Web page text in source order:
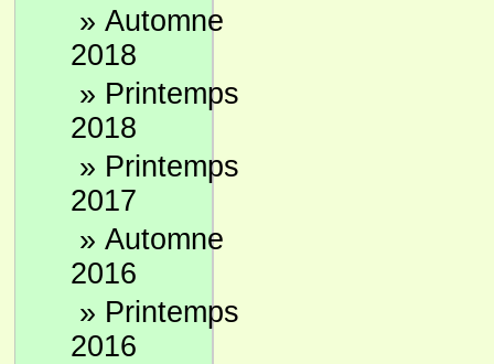
» Automne
2018
» Printemps
2018
» Printemps
2017
» Automne
2016
» Printemps
2016